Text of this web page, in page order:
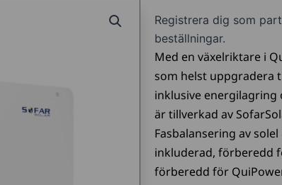
Registrera dig som
beställningar.
Med en växelriktare i
som helst uppgradera
inklusive
är tillverkad av
Fasbalansering av
inkluderad, förberedd
förberedd för